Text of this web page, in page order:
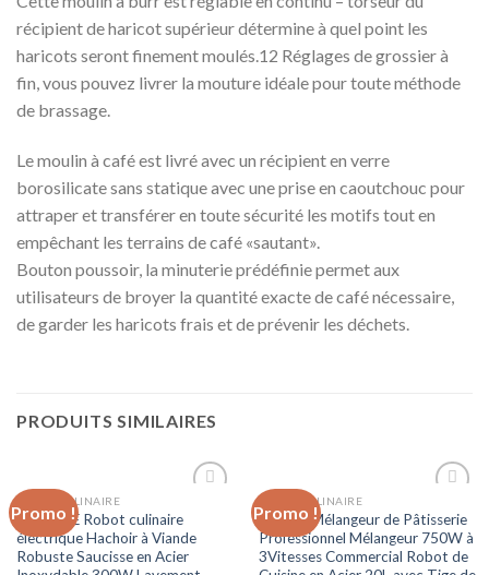
récipient de haricot supérieur détermine à quel point les
haricots seront finement moulés.12 Réglages de grossier à
fin, vous pouvez livrer la mouture idéale pour toute méthode
de brassage.
Le moulin à café est livré avec un récipient en verre
borosilicate sans statique avec une prise en caoutchouc pour
attraper et transférer en toute sécurité les motifs tout en
empêchant les terrains de café «sautant».
Bouton poussoir, la minuterie prédéfinie permet aux
utilisateurs de broyer la quantité exacte de café nécessaire,
de garder les haricots frais et de prévenir les déchets.
PRODUITS SIMILAIRES
Promo !
à la liste
d’envies
ROBOT CULINAIRE
TEHWDE Robot culinaire
électrique Hachoir à Viande
Robuste Saucisse en Acier
Promo !
à la liste
d’envies
ROBOT CULINAIRE
VEVOR Mélangeur de Pâtisserie
Professionnel Mélangeur 750W à
3Vitesses Commercial Robot de